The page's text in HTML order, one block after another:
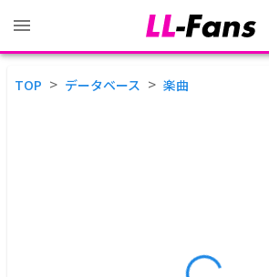
TOP > データベース > 楽曲